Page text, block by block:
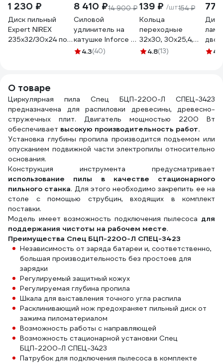
1 230 ₽
Диск пильный
Expert NIREX
235x32/30x24 по
8 410 ₽14 900 ₽
Силовой
удлинитель на
катушке Inforce 4
гнезда, с/з КГт
4.3(40)
139 ₽ /шт154 ₽
Кольца
переходные
32x30, 30x25,4,
25,4x22.2,
4.8(13) 4.8
О товаре
Циркулярная пила Спец БЦП-2200-Л СПЕЦ-3423
предназначена для распиловки древесины, древесно-
стружечных плит. Двигатель мощностью 2200 Вт
обеспечивает высокую производительность работ.
Установка глубины пропила производится подъемом или
опусканием подвижной части электропилы относительно
основания.
Конструкция инструмента предусматривает
использование пилы в качестве стационарного
пильного станка. Для этого необходимо закрепить ее на
столе с помощью струбцин, входящих в комплект
поставки.
Модель имеет возможность подключения пылесоса для
поддержания чистоты на рабочем месте.
Преимущества Спец БЦП-2200-Л СПЕЦ-3423
Независимость от заряда батареи и, соответственно,
большая производительность без простоев для
зарядки
Регулируемый защитный кожух
Регулируемая глубина пропила
Шкала для выставления точного угла распила
Расклинивающий нож предохраняет пильный диск от
зажима пиломатериалом
Возможность работы с направляющей
Возможность стационарной установки Спец
БЦП-2200-Л СПЕЦ-3423
Патрубок для подключения пылесоса в комплекте